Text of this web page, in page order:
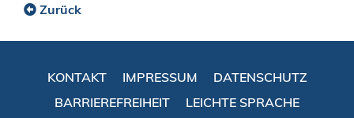
Zurück
KONTAKT IMPRESSUM
DATENSCHUTZ
BARRIEREFREIHEIT
LEICHTE SPRACHE